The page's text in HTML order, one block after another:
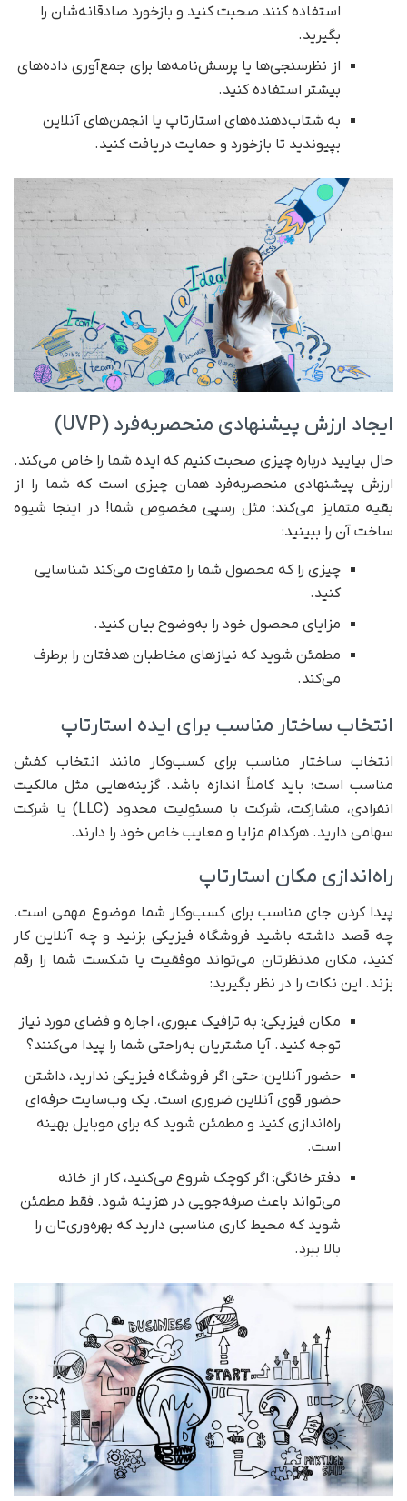
استفاده کنند صحبت کنید و بازخورد صادقانه‌شان را
بگیرید.
از نظرسنجی‌ها یا پرسش‌نامه‌ها برای جمع‌آوری داده‌های
بیشتر استفاده کنید.
به شتاب‌دهنده‌های استارتاپ یا انجمن‌های آنلاین
بپیوندید تا بازخورد و حمایت دریافت کنید.
ایجاد ارزش پیشنهادی منحصربه‌فرد (UVP)
حال بیایید درباره چیزی صحبت کنیم که ایده شما را خاص می‌کند.
ارزش پیشنهادی منحصربه‌فرد همان چیزی است که شما را از
بقیه متمایز می‌کند؛ مثل رسپی مخصوص شما! در اینجا شیوه
ساخت آن را ببینید:
چیزی را که محصول شما را متفاوت می‌کند شناسایی
کنید.
مزایای محصول خود را به‌وضوح بیان کنید.
مطمئن شوید که نیازهای مخاطبان هدفتان را برطرف
می‌کند.
انتخاب ساختار مناسب برای ایده استارتاپ
انتخاب ساختار مناسب برای کسب‌وکار مانند انتخاب کفش
مناسب است؛ باید کاملاً اندازه باشد. گزینه‌هایی مثل مالکیت
انفرادی، مشارکت، شرکت با مسئولیت محدود (LLC) یا شرکت
سهامی دارید. هرکدام مزایا و معایب خاص خود را دارند.
راه‌اندازی مکان استارتاپ
پیدا کردن جای مناسب برای کسب‌وکار شما موضوع مهمی است.
چه قصد داشته باشید فروشگاه فیزیکی بزنید و چه آنلاین کار
کنید، مکان مدنظرتان می‌تواند موفقیت یا شکست شما را رقم
بزند. این نکات را در نظر بگیرید:
مکان فیزیکی: به ترافیک عبوری، اجاره‌ و فضای مورد نیاز
توجه کنید. آیا مشتریان به‌راحتی شما را پیدا می‌کنند؟
حضور آنلاین: حتی اگر فروشگاه فیزیکی ندارید، داشتن
حضور قوی آنلاین ضروری است. یک وب‌سایت حرفه‌ای
راه‌اندازی کنید و مطمئن شوید که برای موبایل بهینه
است.
دفتر خانگی: اگر کوچک شروع می‌کنید، کار از خانه
می‌تواند باعث صرفه‌جویی در هزینه شود. فقط مطمئن
شوید که محیط کاری مناسبی دارید که بهره‌وری‌تان را
بالا ببرد.